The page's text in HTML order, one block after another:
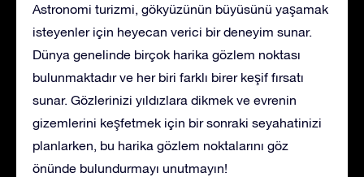
Astronomi turizmi, gökyüzünün büyüsünü yaşamak
isteyenler için heyecan verici bir deneyim sunar.
Dünya genelinde birçok harika gözlem noktası
bulunmaktadır ve her biri farklı birer keşif fırsatı
sunar. Gözlerinizi yıldızlara dikmek ve evrenin
gizemlerini keşfetmek için bir sonraki seyahatinizi
planlarken, bu harika gözlem noktalarını göz
önünde bulundurmayı unutmayın!